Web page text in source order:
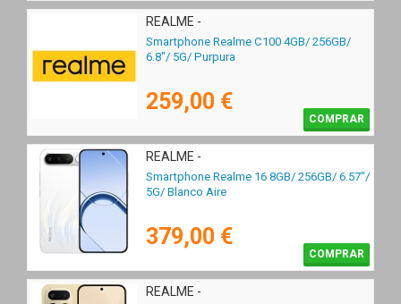
REALME -
Smartphone Realme C100 4GB/ 256GB/
6.8"/ 5G/ Purpura
259,00 €
COMPRAR
REALME -
Smartphone Realme 16 8GB/ 256GB/ 6.57"/
5G/ Blanco Aire
379,00 €
COMPRAR
REALME -